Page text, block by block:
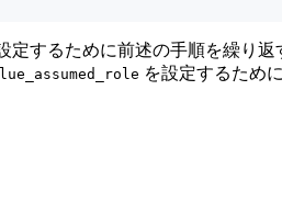
するために前述の手順を繰り返
を設定するため